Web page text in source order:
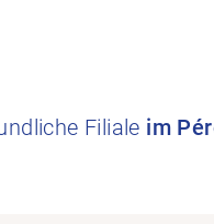
Filiale im